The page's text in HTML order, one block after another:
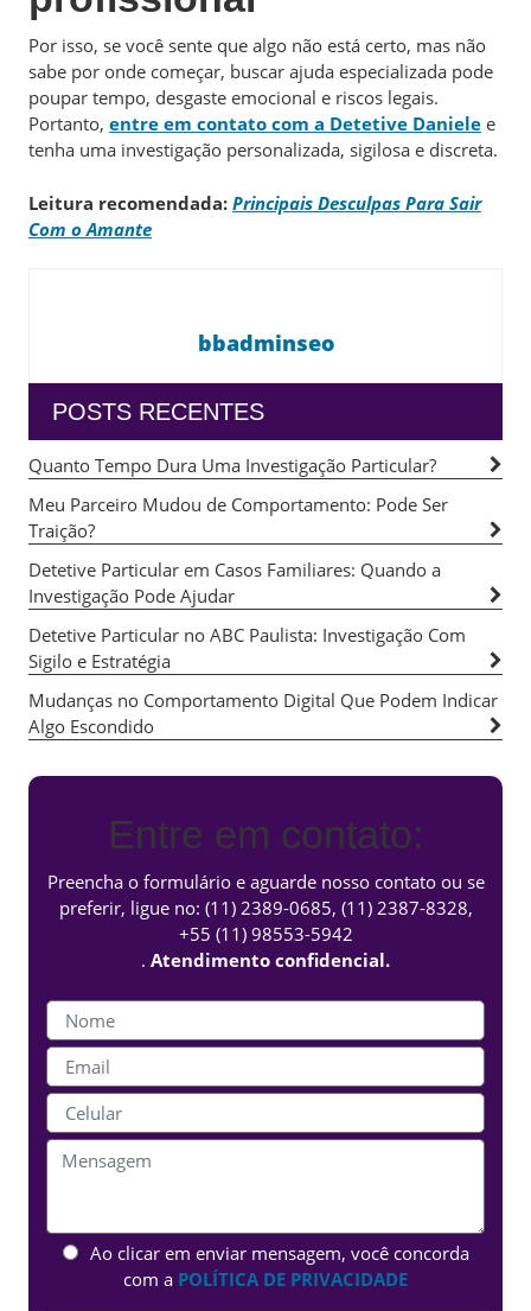
Por isso, se você sente que algo não está certo, mas não
sabe por onde começar, buscar ajuda especializada pode
poupar tempo, desgaste emocional e riscos legais.
Portanto, entre em contato com a Detetive Daniele e
tenha uma investigação personalizada, sigilosa e discreta.
Leitura recomendada: Principais Desculpas Para Sair
Com o Amante
bbadminseo
POSTS RECENTES
Quanto Tempo Dura Uma Investigação Particular?
Meu Parceiro Mudou de Comportamento: Pode Ser
Traição?
Detetive Particular em Casos Familiares: Quando a
Investigação Pode Ajudar
Detetive Particular no ABC Paulista: Investigação Com
Sigilo e Estratégia
Mudanças no Comportamento Digital Que Podem Indicar
Algo Escondido
Entre em contato:
Preencha o formulário e aguarde nosso contato ou se
preferir, ligue no: (11) 2389-0685, (11) 2387-8328,
+55 (11) 98553-5942
. Atendimento confidencial.
Ao clicar em enviar mensagem, você concorda
com a POLÍTICA DE PRIVACIDADE